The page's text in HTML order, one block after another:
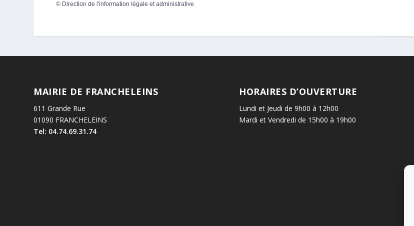
© Direction de l'information légale et administrative
MAIRIE DE FRANCHELEINS
611 Grande Rue
01090 FRANCHELEINS
Tel: 04.74.69.31.74
HORAIRES D’OUVERTURE
Lundi et Jeudi de 9h00 à 12h00
Mardi et Vendredi de 15h00 à 19h00